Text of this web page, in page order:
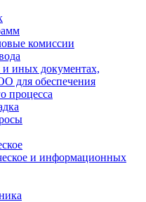
комиссии
иных документах,
для обеспечения
процесса
и информационных